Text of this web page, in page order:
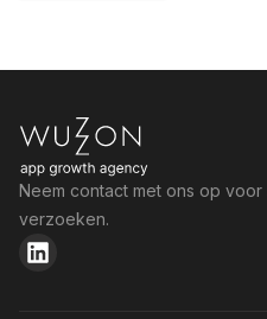
Neem contact met ons op
verzoeken.